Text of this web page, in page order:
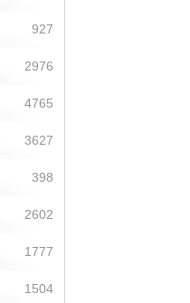
927
2976
4765
3627
398
2602
1777
1504